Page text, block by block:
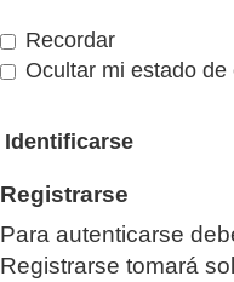
Recordar
Ocultar mi estado
Registrarse
Para autenticarse
Registrarse tomará